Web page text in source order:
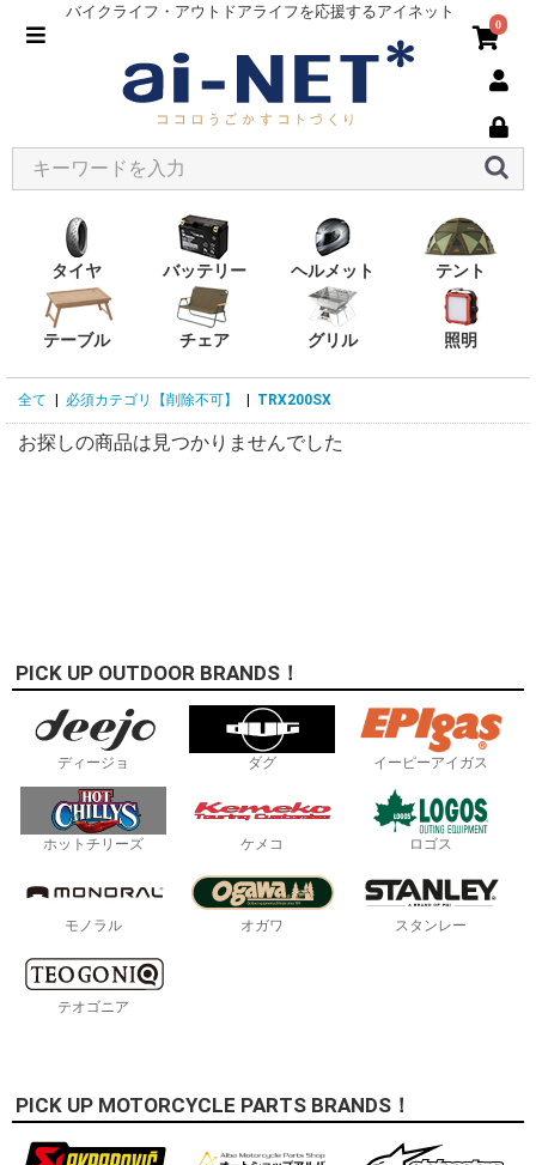
バイクライフ・アウトドアライフを応援するアイネット
0
タイヤ バッテリー ヘルメット テント
テーブル チェア グリル 照明
全て 必須カテゴリ【削除不可】 TRX200SX
お探しの商品は見つかりませんでした
PICK UP OUTDOOR BRANDS！
ディージョ ダグ イーピーアイガス
ホットチリーズ ケメコ ロゴス
モノラル オガワ スタンレー
テオゴニア
PICK UP MOTORCYCLE PARTS BRANDS！